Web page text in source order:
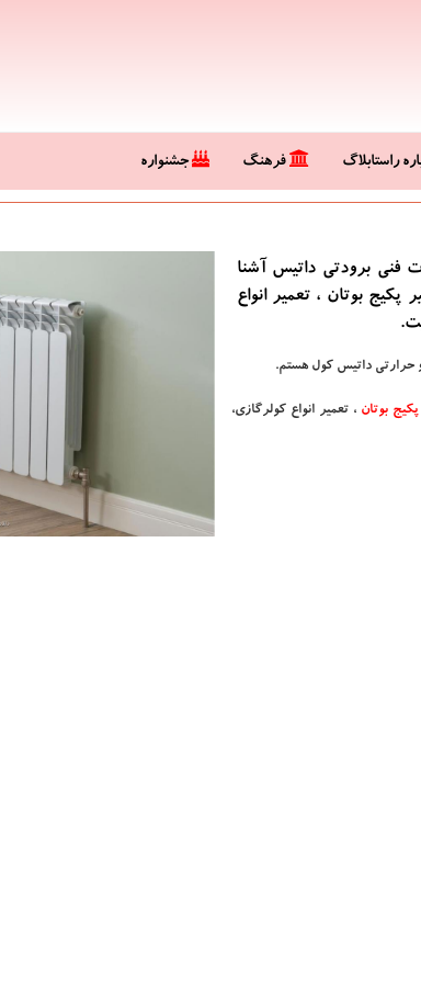
راستابلاگ فرهنگ جشنواره
فنی برودتی داتیس آشنا
بوتان ، تعمیر انواع
حرارتی داتیس کول هستم.
بوتان ، تعمیر انواع کولرگازی،